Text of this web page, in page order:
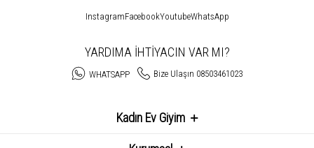
InstagramFacebookYoutubeWhatsApp
YARDIMA İHTİYACIN VAR MI?
WHATSAPP Bize Ulaşın 08503461023
Kadın Ev Giyim